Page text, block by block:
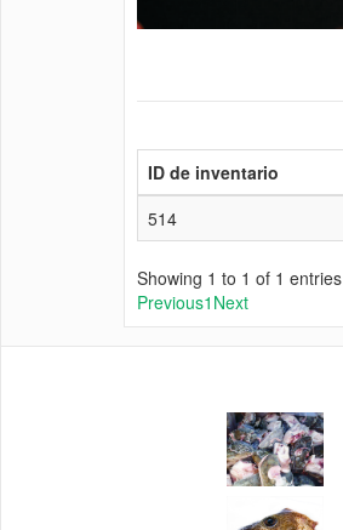
ID de inventario
514
Showing 1 to 1 of 1 entries
Previous1 Next